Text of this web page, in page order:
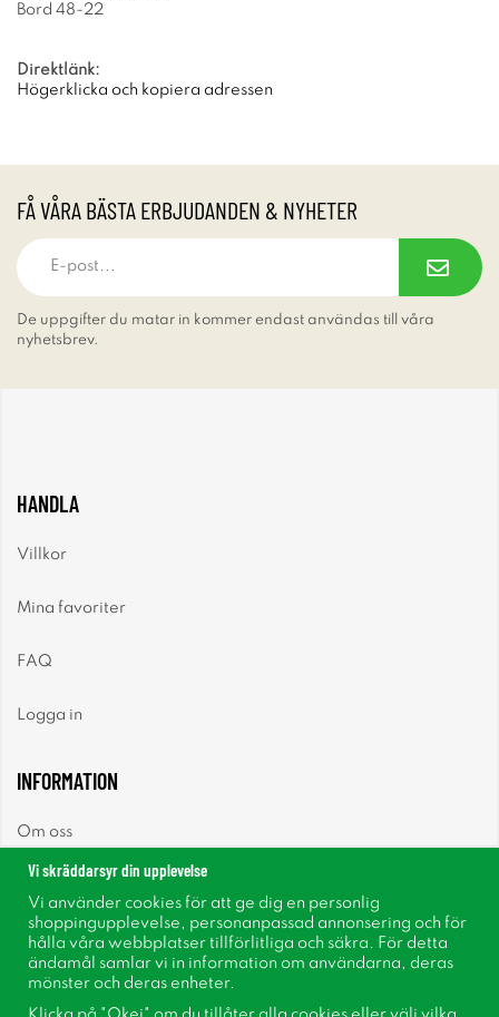
Bord 48-22
Direktlänk:
Högerklicka och kopiera adressen
FÅ VÅRA BÄSTA ERBJUDANDEN & NYHETER
De uppgifter du matar in kommer endast användas till våra
nyhetsbrev.
HANDLA
Villkor
Mina favoriter
FAQ
Logga in
INFORMATION
Om oss
Nyhetsbrev
Om cookies
Vi skräddarsyr din upplevelse
Vi använder cookies för att ge dig en personlig
shoppingupplevelse, personanpassad annonsering och för
hålla våra webbplatser tillförlitliga och säkra. För detta
ändamål samlar vi in information om användarna, deras
mönster och deras enheter.